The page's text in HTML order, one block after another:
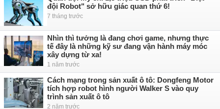
đội Robot" sở hữu giác quan thứ 6!
7 tháng trước
Nhìn thì tưởng là đang chơi game, nhưng thực
tế đây là những kỹ sư đang vận hành máy móc
xây dựng từ xa!
1 năm trước
Cách mạng trong sản xuất ô tô: Dongfeng Motor
tích hợp robot hình người Walker S vào quy
trình sản xuất ô tô
2 năm trước